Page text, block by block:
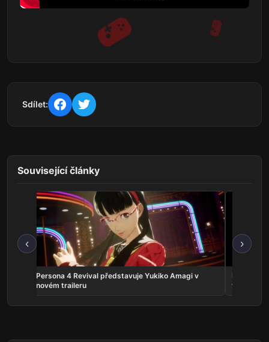
Sdílet:
Související články
‹
Persona 4 Revival představuje Yukiko Amagi v
novém traileru
Phantom:
vyjde v
›